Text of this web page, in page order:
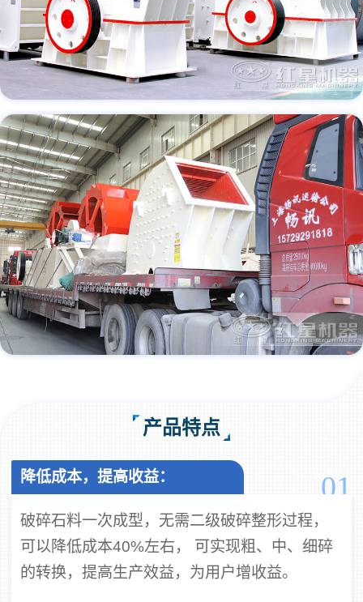
产品特点
01
降低成本，提高收益：
破碎石料一次成型，无需二级破碎整形过程，
可以降低成本40%左右， 可实现粗、中、细碎
的转换，提高生产效益，为用户增收益。